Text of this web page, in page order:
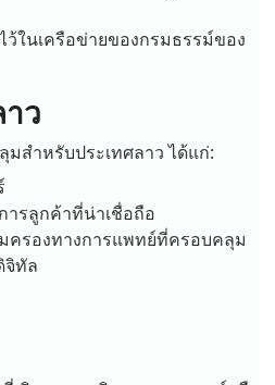
ในเครือข่ายของกรมธรรม์ของ
ว
สำหรับประเทศลาว ได้แก่:
รลูกค้าที่น่าเชื่อถือ
ครองทางการแพทย์ที่ครอบคลุม
จิทัล